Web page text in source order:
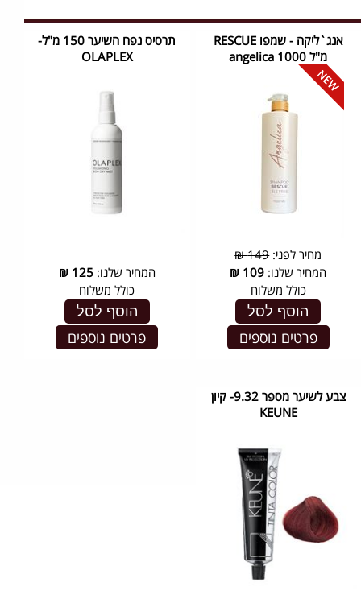
אנג`ליקה - שמפו RESCUE
מ"ל 1000 ‏angelica
מחיר לפני:149 ₪
המחיר שלנו: 109
₪
כולל משלוח
הוסף לסל
פרטים נוספים
תרסיס נפח השיער 150 מ"ל-
OLAPLEX
המחיר שלנו:125
₪
כולל משלוח
הוסף לסל
פרטים נוספים
צבע לשיער מספר 9.32- קיון
KEUNE